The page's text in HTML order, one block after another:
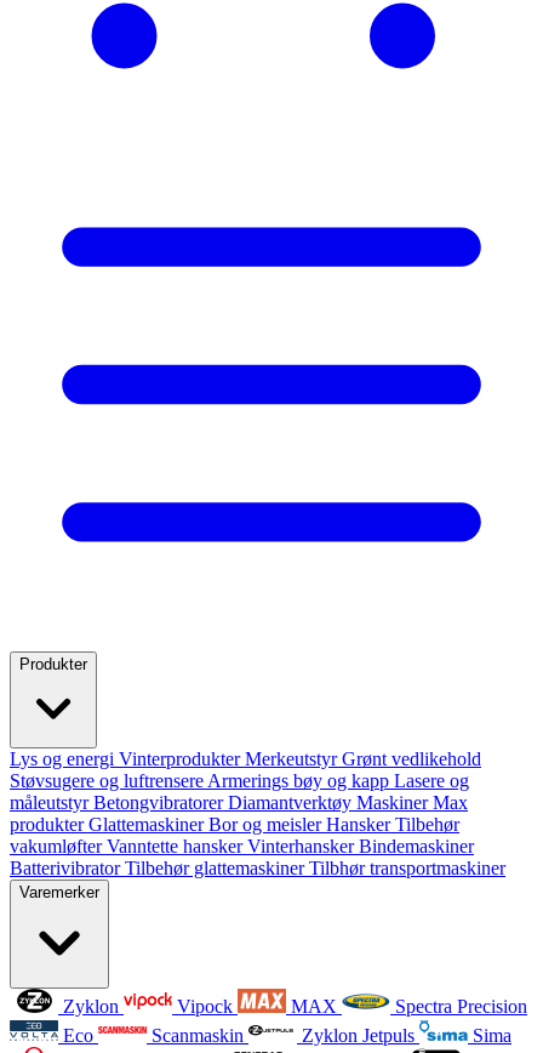
Produkter
Lys og energi VinterprodukterMerkeutstyrGrønt vedlikehold
Støvsugere og luftrensere Armerings bøy og kapp Lasere og
måleutstyrBetongvibratorerDiamantverktøy MaskinerMax
produkterGlattemaskinerBor og meislerHanskerTilbehør
vakumløfterVanntette hanskerVinterhanskerBindemaskiner
BatterivibratorTilbehør glattemaskinerTilbhør transportmaskiner
Varemerker
Zyklon Vipock MAX
Spectra Precision
Eco
Scanmaskin Zyklon Jetpuls
Sima